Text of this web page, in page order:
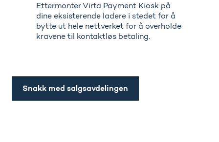
Ettermonter Virta Payment Kiosk på
dine eksisterende ladere i stedet for å
bytte ut hele nettverket for å overholde
kravene til kontaktløs betaling.
Snakk med salgsavdelingen